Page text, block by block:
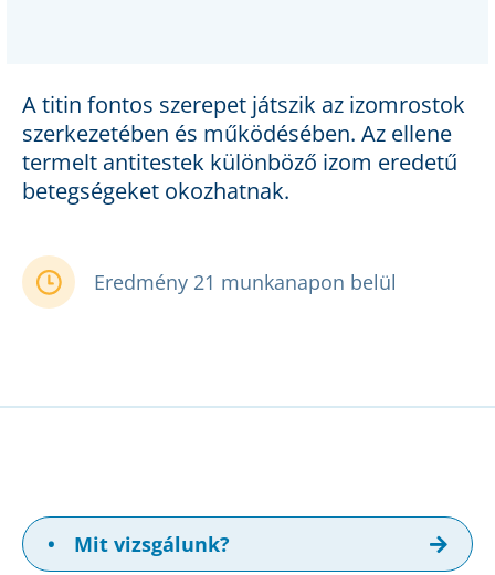
A titin fontos szerepet játszik az izomrostok
szerkezetében és működésében. Az ellene
termelt antitestek különböző izom eredetű
betegségeket okozhatnak.
Eredmény 21 munkanapon belül
• Mit vizsgálunk?